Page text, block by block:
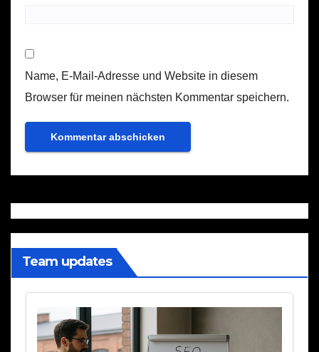
Name, E-Mail-Adresse und Website in diesem
Browser für meinen nächsten Kommentar speichern.
Team updates